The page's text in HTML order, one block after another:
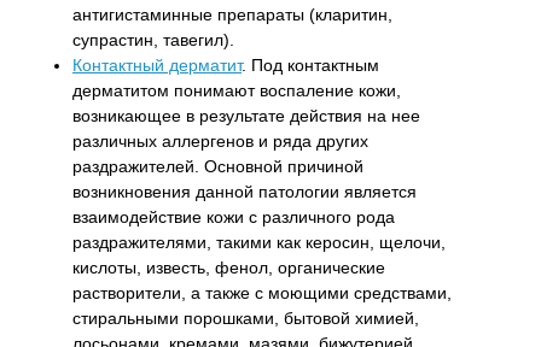
антигистаминные препараты (кларитин,
супрастин, тавегил).
Контактный дерматит. Под контактным
дерматитом понимают воспаление кожи,
возникающее в результате действия на нее
различных аллергенов и ряда других
раздражителей. Основной причиной
возникновения данной патологии является
взаимодействие кожи с различного рода
раздражителями, такими как керосин, щелочи,
кислоты, известь, фенол, органические
растворители, а также с моющими средствами,
стиральными порошками, бытовой химией,
лосьонами, кремами, мазями, бижутерией.